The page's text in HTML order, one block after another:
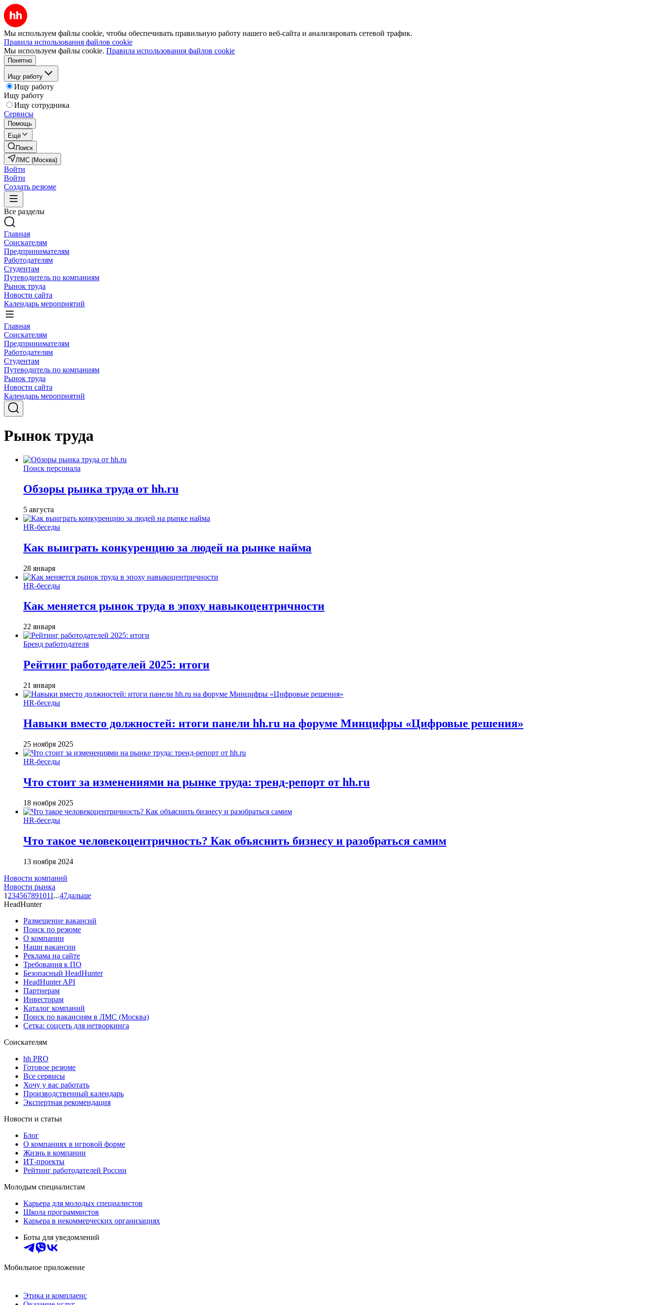
Мы используем файлы cookie, чтобы обеспечивать правильную работу нашего веб-сайта и анализировать сетевой трафик.
Правила использования файлов cookie
Мы используем файлы cookie. Правила использования файлов cookie
Понятно
Ищу работу
Ищу работу
Ищу работу
Ищу сотрудника
Сервисы
Помощь
Ещё
Поиск
ЛМС (Москва)
Войти
Войти
Создать резюме
Все разделы
Главная
Соискателям
Предпринимателям
Работодателям
Студентам
Путеводитель по компаниям
Рынок труда
Новости сайта
Календарь мероприятий
Главная
Соискателям
Предпринимателям
Работодателям
Студентам
Путеводитель по компаниям
Рынок труда
Новости сайта
Календарь мероприятий
Рынок труда
Поиск персонала
Обзоры рынка труда от hh.ru
5 августа
HR-беседы
Как выиграть конкуренцию за людей на рынке найма
28 января
HR-беседы
Как меняется рынок труда в эпоху навыкоцентричности
22 января
Бренд работодателя
Рейтинг работодателей 2025: итоги
21 января
HR-беседы
Навыки вместо должностей: итоги панели hh.ru на форуме Минцифры «Цифровые решения»
25 ноября 2025
HR-беседы
Что стоит за изменениями на рынке труда: тренд-репорт от hh.ru
18 ноября 2025
HR-беседы
Что такое человеко­центричность? Как объяснить бизнесу и разобраться самим
13 ноября 2024
Новости компаний
Новости рынка
1 234567891011 ...47дальше
HeadHunter
Размещение вакансий
Поиск по резюме
О компании
Наши вакансии
Реклама на сайте
Требования к ПО
Безопасный HeadHunter
HeadHunter API
Партнерам
Инвесторам
Каталог компаний
Поиск по вакансиям в ЛМС (Москва)
Сетка: соцсеть для нетворкинга
Соискателям
hh PRO
Готовое резюме
Все сервисы
Хочу у вас работать
Производственный календарь
Экспертная рекомендация
Новости и статьи
Блог
О компаниях в игровой форме
Жизнь в компании
ИТ-проекты
Рейтинг работодателей России
Молодым специалистам
Карьера для молодых специалистов
Школа программистов
Карьера в некоммерческих организациях
Боты для уведомлений
Мобильное приложение
Этика и комплаенс